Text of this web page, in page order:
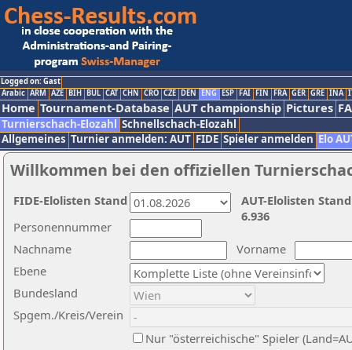
Logged on: Gast
Arabic ARM AZE BIH BUL CAT CHN CRO CZE DEN ENG ESP FAI FIN FRA GER GRE INA
Home Tournament-Database AUT championship Pictures
Turnierschach-Elozahl Schnellschach-Elozahl
Allgemeines Turnier anmelden: AUT FIDE Spieler anmelden Elo
Willkommen bei den offiziellen
Nachname
Vorname
Ebene
Personennummer
Bundesland
Spgem./Kreis/Verein
Nur "österreichische" Spieler
AUT-Elolisten
6.936
FIDE-Elolisten Stand